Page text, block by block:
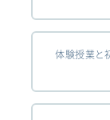
体験授業と